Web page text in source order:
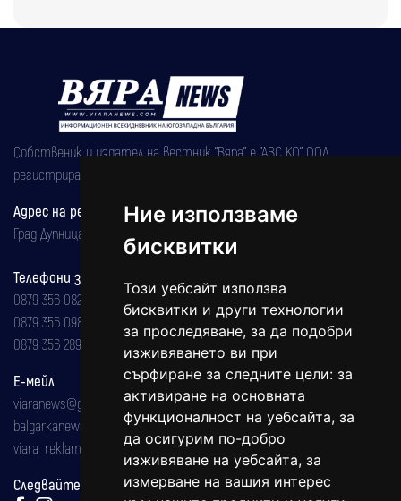
Ние използваме
бисквитки
Този уебсайт използва
бисквитки и други технологии
за проследяване, за да подобри
изживяването ви при
сърфиране за следните цели: за
активиране на основната
функционалност на уебсайта, за
да осигурим по-добро
изживяване на уебсайта, за
измерване на вашия интерес
Собственик и издател на вестник "Вяра" е "АВС КО" ООД,
регистрирана на 08.05.2002 година.
Адрес на редакцията
Град Дупница, ул.''Христо Ботев" 43
Телефони за реклама и абонаменти
0879 356 082
0879 356 098
0879 356 289
Е-мейл
viaranews@gmail.com
balgarkanews@gmail.com
viara_reklama@mail.bg
Следвайте ни: